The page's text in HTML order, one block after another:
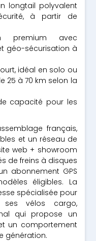
longtail polyvalent
à partir de
avec
géo-sécurisation à
idéal en solo ou
25 à 70 km selon la
capacité pour les
français,
et un réseau de
web + showroom
de freins à disques
abonnement GPS
éligibles. La
spécialisée pour
vélos cargo,
qui propose un
un comportement
génération.